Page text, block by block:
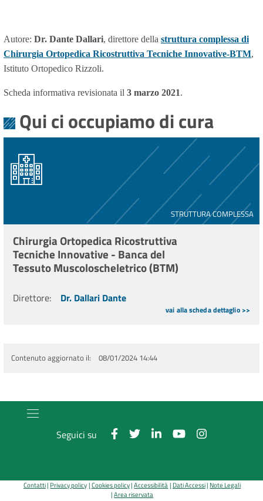
Autore: Dr. Dante Dallari, direttore della struttura complessa di
Chirurgia Ortopedica Ricostruttiva Tecniche Innovative-BTM,
Istituto Ortopedico Rizzoli.
Scheda informativa revisionata il 3 marzo 2021.
Qui ci occupiamo di cura
STRUTTURA COMPLESSA
Chirurgia Ortopedica Ricostruttiva
Tecniche Innovative - Banca del
Tessuto Muscoloscheletrico (BTM)
Direttore: Dr. Dallari Dante
vai alla scheda dettaglio >>
Contenuto aggiornato il 08/01/2024 14:44
Seguici su
Contatti Privacy policy Cookies policy Accessibilità Dati Accessi Note Legali
Area riservata